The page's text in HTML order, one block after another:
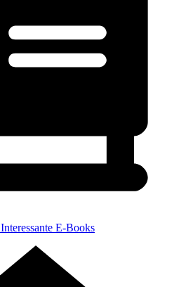
Interessante E-Books